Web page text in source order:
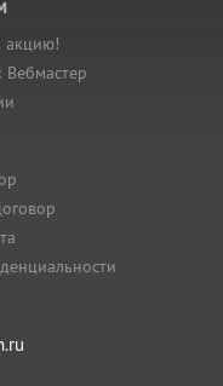
акцию!
Вебмастер